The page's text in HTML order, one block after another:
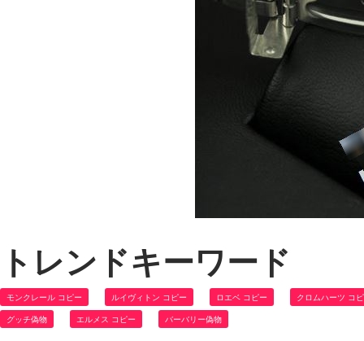
トレンドキーワード
モンクレール コピー ルイヴィトン コピー ロエベ コピー クロムハーツ コ
グッチ偽物 エルメス コピー バーバリー偽物